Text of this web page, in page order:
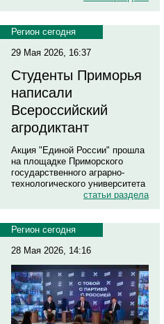
Регион сегодня
29 Мая 2026, 16:37
Студенты Приморья
написали
Всероссийский
агродиктант
Акция "Единой России" прошла
на площадке Приморского
государственного аграрно-
технологического университета
статьи раздела
Регион сегодня
28 Мая 2026, 14:16